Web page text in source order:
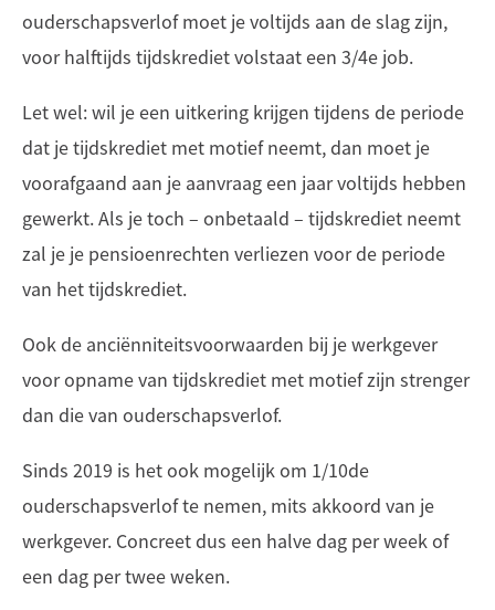
ouderschapsverlof moet je voltijds aan de slag zijn,
voor halftijds tijdskrediet volstaat een 3/4e job.
Let wel: wil je een uitkering krijgen tijdens de periode
dat je tijdskrediet met motief neemt, dan moet je
voorafgaand aan je aanvraag een jaar voltijds hebben
gewerkt. Als je toch – onbetaald – tijdskrediet neemt
zal je je pensioenrechten verliezen voor de periode
van het tijdskrediet.
Ook de anciënniteitsvoorwaarden bij je werkgever
voor opname van tijdskrediet met motief zijn strenger
dan die van ouderschapsverlof.
Sinds 2019 is het ook mogelijk om 1/10de
ouderschapsverlof te nemen, mits akkoord van je
werkgever. Concreet dus een halve dag per week of
een dag per twee weken.